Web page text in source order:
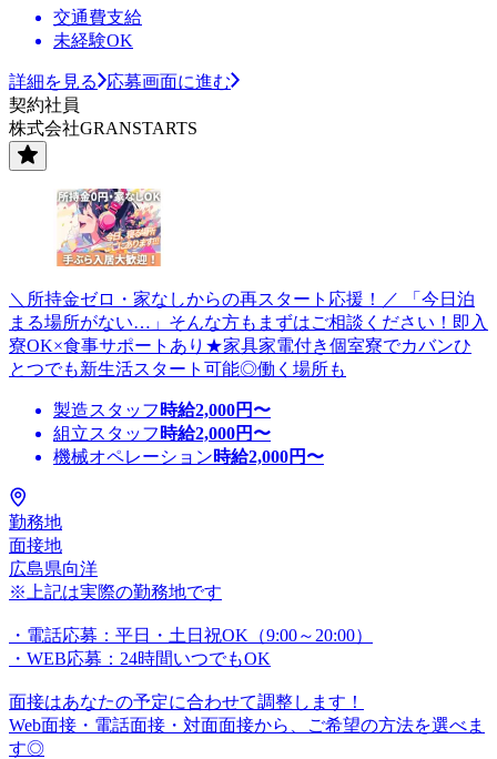
交通費支給
未経験OK
詳細を見る
応募画面に進む
契約社員
株式会社GRANSTARTS
＼所持金ゼロ・家なしからの再スタート応援！／ 「今日泊
まる場所がない…」そんな方もまずはご相談ください！即入
寮OK×食事サポートあり★家具家電付き個室寮でカバンひ
とつでも新生活スタート可能◎働く場所も
製造スタッフ 時給2,000円〜
組立スタッフ 時給2,000円〜
機械オペレーション時給2,000円〜
勤務地
面接地
広島県向洋
※上記は実際の勤務地です
・電話応募：平日・土日祝OK（9:00～20:00）
・WEB応募：24時間いつでもOK
面接はあなたの予定に合わせて調整します！
Web面接・電話面接・対面面接から、ご希望の方法を選べま
す◎